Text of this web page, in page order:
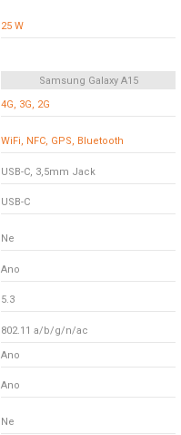
25 W
Samsung Galaxy A15
4G, 3G, 2G
WiFi, NFC, GPS, Bluetooth
USB-C, 3,5mm Jack
USB-C
Ne
Ano
5.3
802.11 a/b/g/n/ac
Ano
Ano
Ne